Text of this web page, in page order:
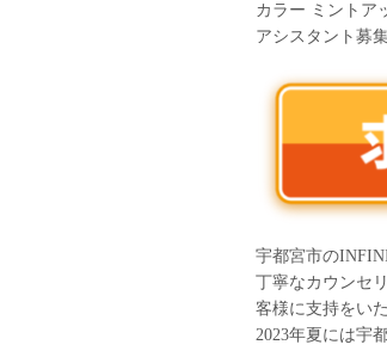
カラー ミントア
アシスタント募
宇都宮市の
丁寧なカウンセ
客様に支持をい
2023年夏には宇